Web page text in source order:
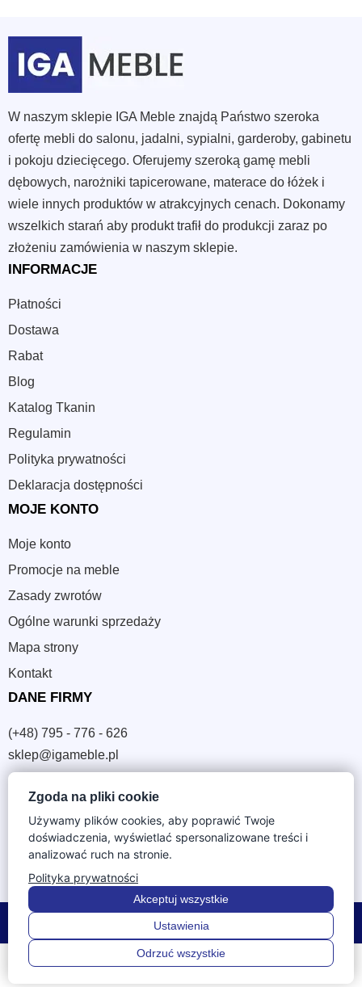
W naszym sklepie IGA Meble znajdą Państwo szeroka
ofertę mebli do salonu, jadalni, sypialni, garderoby, gabinetu
i pokoju dziecięcego. Oferujemy szeroką gamę mebli
dębowych, narożniki tapicerowane, materace do łóżek i
wiele innych produktów w atrakcyjnych cenach. Dokonamy
wszelkich starań aby produkt trafił do produkcji zaraz po
złożeniu zamówienia w naszym sklepie.
INFORMACJE
Płatności
Dostawa
Rabat
Blog
Katalog Tkanin
Regulamin
Polityka prywatności
Deklaracja dostępności
MOJE KONTO
Moje konto
Promocje na meble
Zasady zwrotów
Ogólne warunki sprzedaży
Mapa strony
Kontakt
DANE FIRMY
(+48) 795 - 776 - 626
sklep@igameble.pl
Sandomierska 4A
37-300 Leżajsk
NIP: 794 172 09 19
REGON: 180933172
© 2026 IGA Meble. Wszystkie prawa zastrzeżone.
0
Zgoda na pliki cookie
Używamy plików cookies, aby poprawić Twoje
doświadczenia, wyświetlać spersonalizowane treści i
analizować ruch na stronie.
Polityka prywatności
Ustawienia
Odrzuć wszystkie
Akceptuj wszystkie